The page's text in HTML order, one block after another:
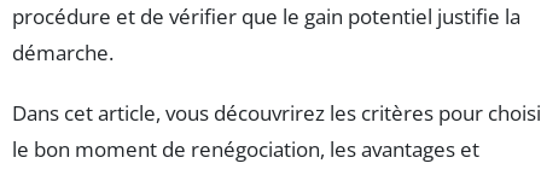
procédure et de vérifier que le gain potentiel justifie la
démarche.
Dans cet article, vous découvrirez les critères pour
le bon moment de renégociation, les avantages et